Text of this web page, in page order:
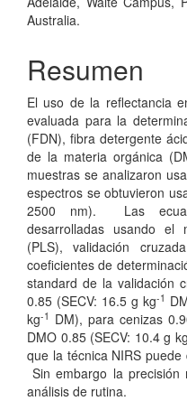
Australia.
Resumen
El uso de la reflectancia
evaluada para la
(FDN), fibra detergente
de la materia orgánica
muestras se analizaron
espectros se obtuvieron
2500 nm). Las
desarrolladas usando el
(PLS), validación
coeficientes de
standard de la validación
0.85 (SECV: 16.5 g kg-1
kg-1 DM), para cenizas
DMO 0.85 (SECV: 10.4 g kg
que la técnica NIRS
Sin embargo la
análisis de rutina.